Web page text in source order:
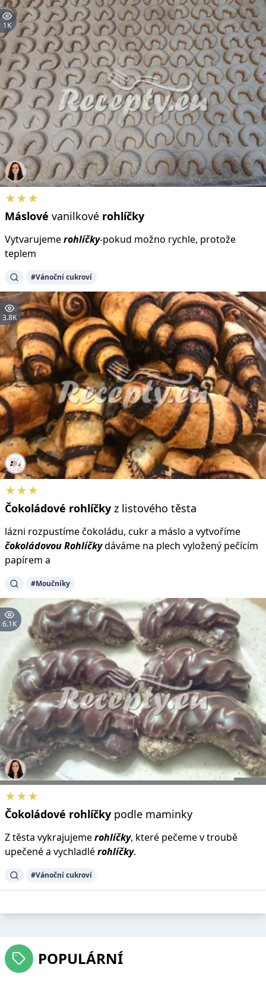
1K
★★★
Máslové vanilkové rohlíčky
Vytvarujemerohlíčky-pokud možno rychle, protože
teplem
#Vánoční cukroví
3.8K
★★★
Čokoládové rohlíčky z listového těsta
lázni rozpustíme čokoládu, cukr a máslo a vytvoříme
čokoládovouRohlíčkydáváme na plech vyložený pečícím
papírem a
#Moučníky
6.1K
★★★
Čokoládové rohlíčky podle maminky
Z těsta vykrajujemerohlíčky, které pečeme v troubě
upečené a vychladlérohlíčky.
#Vánoční cukroví
POPULÁRNÍ